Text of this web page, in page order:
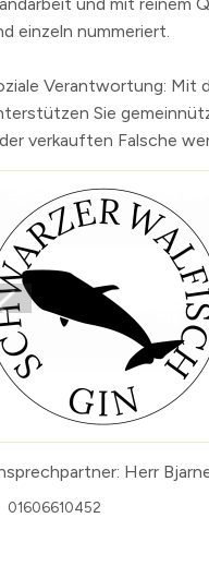
und mit reinem
einzeln nummeriert.
Verantwortung: Mit
Sie
verkauften Falsche
Herr
01606610452